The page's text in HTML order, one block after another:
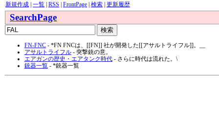
新規作成| 一覧| RSS FrontPage| 検索| 更新履歴
SearchPage
FN-FNC- *FN FNCは、[[FN]] 社が開発した[[アサルトライフル]]。__
アサルトライフル- 突撃銃の意。
エアガンの歴史・エアタンク時代- さらに時代は流れた。\
銃器一覧- *銃器一覧